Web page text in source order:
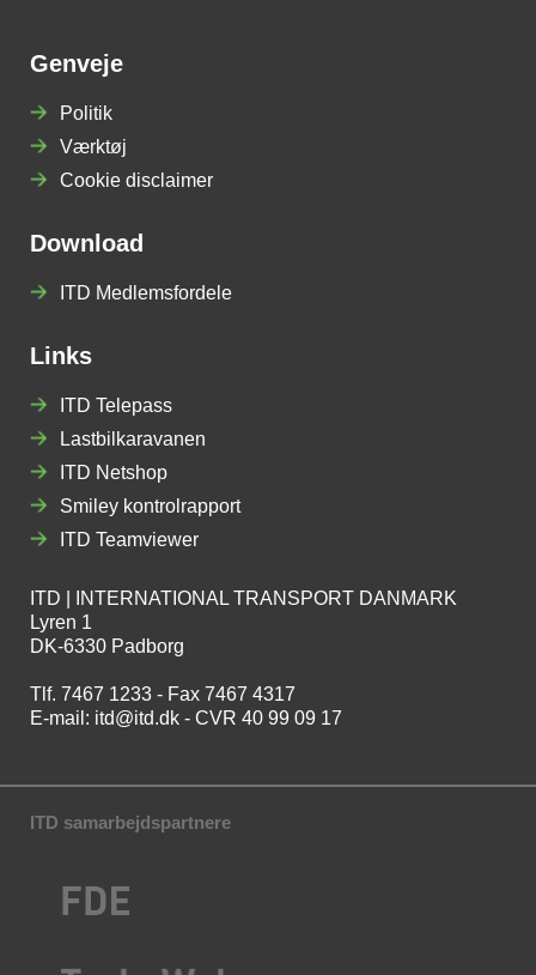
Genveje
Politik
Værktøj
Cookie disclaimer
Download
ITD Medlemsfordele
Links
ITD Telepass
Lastbilkaravanen
ITD Netshop
Smiley kontrolrapport
ITD Teamviewer
ITD | INTERNATIONAL TRANSPORT DANMARK
Lyren 1
DK-6330 Padborg
Tlf. 7467 1233 - Fax 7467 4317
E-mail: itd@itd.dk - CVR 40 99 09 17
ITD samarbejdspartnere